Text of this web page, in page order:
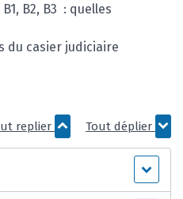
du casier judiciaire
replier Tout déplier